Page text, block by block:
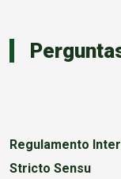
Regulamento
Stricto Sensu